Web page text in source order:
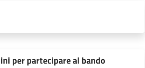
per partecipare al bando